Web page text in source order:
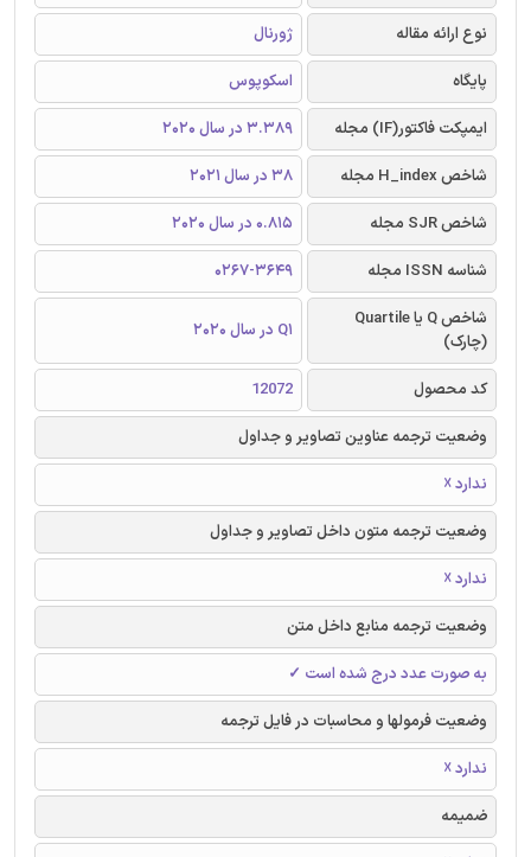
نوع ارائه مقاله
ژورنال
پایگاه
اسکوپوس
ایمپکت فاکتور(IF) مجله
3.389 در سال 2020
شاخص H_index مجله
38 در سال 2021
شاخص SJR مجله
0.815 در سال 2020
شناسه ISSN مجله
0267-3649
شاخص Q یا Quartile
(چارک)
Q1 در سال 2020
کد محصول
12072
وضعیت ترجمه عناوین تصاویر و جداول
ندارد ☓
وضعیت ترجمه متون داخل تصاویر و جداول
ندارد ☓
وضعیت ترجمه منابع داخل متن
به صورت عدد درج شده است ✓
وضعیت فرمولها و محاسبات در فایل ترجمه
ندارد ☓
ضمیمه